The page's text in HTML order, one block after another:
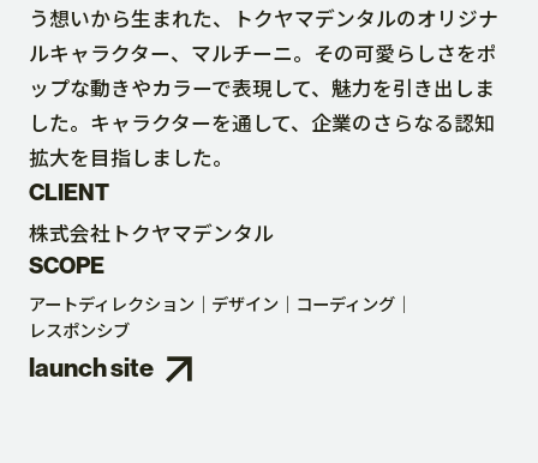
う想いから生まれた、トクヤマデンタルのオリジナ
ルキャラクター、マルチーニ。その可愛らしさをポ
ップな動きやカラーで表現して、魅力を引き出しま
した。キャラクターを通して、企業のさらなる認知
拡大を目指しました。
CLIENT
株式会社トクヤマデンタル
SCOPE
アートディレクション デザイン
コーディング
レスポンシブ
launch site